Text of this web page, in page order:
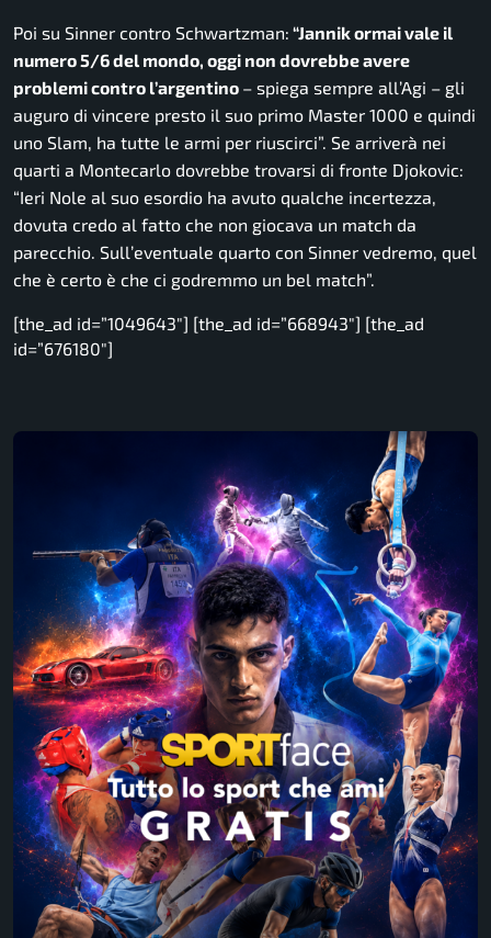
Poi su Sinner contro Schwartzman: “Jannik ormai vale il
numero 5/6 del mondo, oggi non dovrebbe avere
problemi contro l’argentino – spiega sempre all’Agi – gli
auguro di vincere presto il suo primo Master 1000 e quindi
uno Slam, ha tutte le armi per riuscirci”. Se arriverà nei
quarti a Montecarlo dovrebbe trovarsi di fronte Djokovic:
“Ieri Nole al suo esordio ha avuto qualche incertezza,
dovuta credo al fatto che non giocava un match da
parecchio. Sull’eventuale quarto con Sinner vedremo, quel
che è certo è che ci godremmo un bel match”.
[the_ad id=”1049643″] [the_ad id=”668943″] [the_ad
id=”676180″]